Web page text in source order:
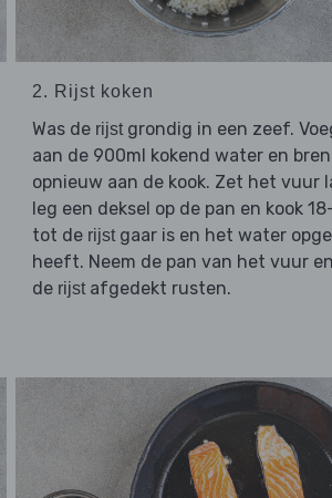
2. Rijst koken
Was de rijstgrondig in een zeef.
aan de 900ml kokend water en
opnieuw aan de kook. Zet het vuur
leg een deksel op de pan en kook
tot de rijstgaar is en het water
heeft. Neem de pan van het vuur
de rijstafgedekt rusten.